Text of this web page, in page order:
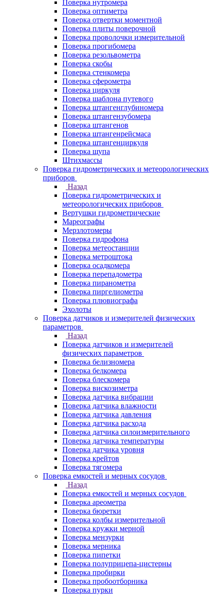
Поверка нутромера
Поверка оптиметра
Поверка отвертки моментной
Поверка плиты поверочной
Поверка проволочки измерительной
Поверка прогибомера
Поверка резольвометра
Поверка скобы
Поверка стенкомера
Поверка сферометра
Поверка циркуля
Поверка шаблона путевого
Поверка штангенглубиномера
Поверка штангензубомера
Поверка штангенов
Поверка штангенрейсмаса
Поверка штангенциркуля
Поверка щупа
Штихмассы
Поверка гидрометрических и метеорологических
приборов
Назад
Поверка гидрометрических и
метеорологических приборов
Вертушки гидрометрические
Мареографы
Мерзлотомеры
Поверка гидрофона
Поверка метеостанции
Поверка метроштока
Поверка осадкомера
Поверка перепадометра
Поверка пиранометра
Поверка пиргелиометра
Поверка плювиографа
Эхолоты
Поверка датчиков и измерителей физических
параметров
Назад
Поверка датчиков и измерителей
физических параметров
Поверка белизномера
Поверка белкомера
Поверка блескомера
Поверка вискозиметра
Поверка датчика вибрации
Поверка датчика влажности
Поверка датчика давления
Поверка датчика расхода
Поверка датчика силоизмерительного
Поверка датчика температуры
Поверка датчика уровня
Поверка крейтов
Поверка тягомера
Поверка емкостей и мерных сосудов
Назад
Поверка емкостей и мерных сосудов
Поверка ареометра
Поверка бюретки
Поверка колбы измерительной
Поверка кружки мерной
Поверка мензурки
Поверка мерника
Поверка пипетки
Поверка полуприцепа-цистерны
Поверка пробирки
Поверка пробоотборника
Поверка пурки